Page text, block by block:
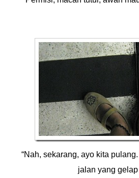
“Nah, sekarang, ayo kita
jalan yang